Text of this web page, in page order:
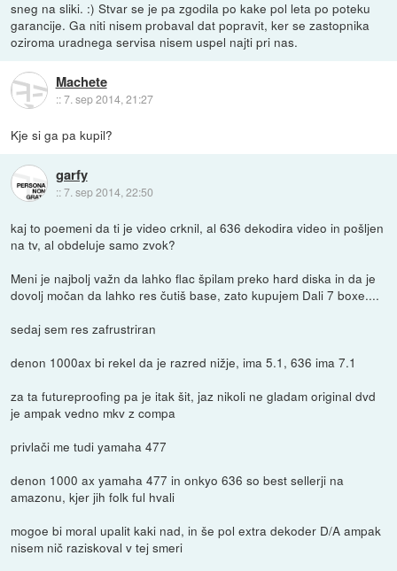
sneg na sliki. :) Stvar se je pa zgodila po kake pol leta po poteku
garancije. Ga niti nisem probaval dat popravit, ker se zastopnika
oziroma uradnega servisa nisem uspel najti pri nas.
Machete
::7. sep 2014, 21:27
Kje si ga pa kupil?
garfy
::7. sep 2014, 22:50
kaj to poemeni da ti je video crknil, al 636 dekodira video in pošljen
na tv, al obdeluje samo zvok?
Meni je najbolj važn da lahko flac špilam preko hard diska in da je
dovolj močan da lahko res čutiš base, zato kupujem Dali 7 boxe....
sedaj sem res zafrustriran
denon 1000ax bi rekel da je razred nižje, ima 5.1, 636 ima 7.1
za ta futureproofing pa je itak šit, jaz nikoli ne gladam original dvd
je ampak vedno mkv z compa
privlači me tudi yamaha 477
denon 1000 ax yamaha 477 in onkyo 636 so best sellerji na
amazonu, kjer jih folk ful hvali
mogoe bi moral upalit kaki nad, in še pol extra dekoder D/A ampak
nisem nič raziskoval v tej smeri